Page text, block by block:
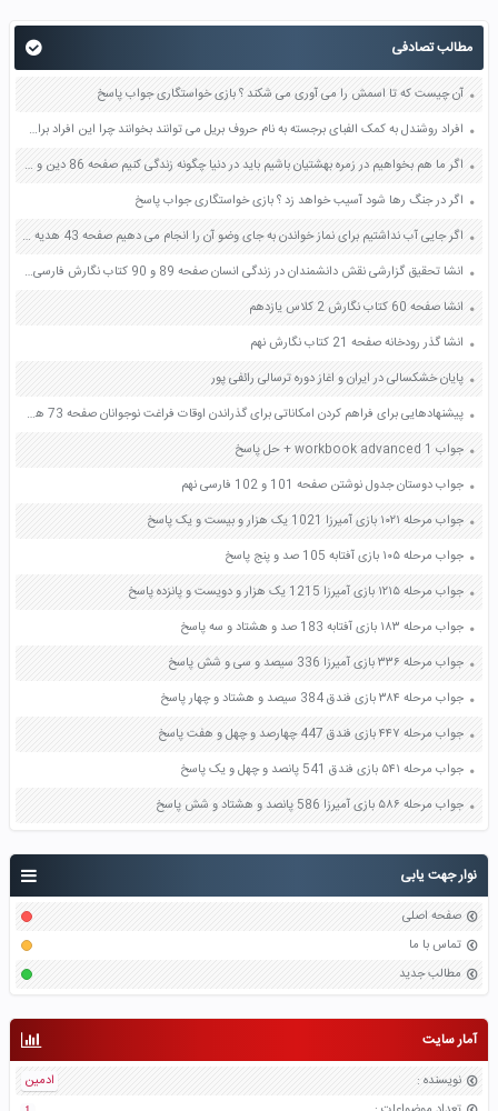
نوار جهت یابی
صفحه اصلی
تماس با ما
مطالب جدید
آمار سایت
نویسنده :
ادمین
مطالب تصادفی
آن چیست که تا اسمش را می آوری می شکند ؟ بازی خواستگاری جواب پاسخ
افراد روشندل به کمک الفبای برجسته به نام حروف بریل می توانند بخوانند چرا این افراد برای خواندن از سرانگشتان خود استفاده می کنند؟ صفحه 60 علوم پنجم
اگر ما هم بخواهیم در زمره بهشتیان باشیم باید در دنیا چگونه زندگی کنیم صفحه 86 دین و زندگی دهم
اگر در جنگ رها شود آسیب خواهد زد ؟ بازی خواستگاری جواب پاسخ
اگر جایی آب نداشتیم برای نماز خواندن به جای وضو آن را انجام می دهیم صفحه 43 هدیه های آسمان ششم
انشا تحقیق گزارشی نقش دانشمندان در زندگی انسان صفحه 89 و 90 کتاب نگارش فارسی پنجم دبستان
انشا صفحه 60 کتاب نگارش 2 کلاس یازدهم
انشا گذر رودخانه صفحه 21 کتاب نگارش نهم
پایان خشکسالی در ایران و اغاز دوره ترسالی رائفی پور
پیشنهادهایی برای فراهم کردن امکاناتی برای گذراندن اوقات فراغت نوجوانان صفحه 73 هدیه های آسمان ششم
جواب workbook advanced 1 + حل پاسخ
جواب دوستان جدول نوشتن صفحه 101 و 102 فارسی نهم
جواب مرحله ۱۰۲۱ بازی آمیرزا 1021 یک هزار و بیست و یک پاسخ
جواب مرحله ۱۰۵ بازی آفتابه 105 صد و پنج پاسخ
جواب مرحله ۱۲۱۵ بازی آمیرزا 1215 یک هزار و دویست و پانزده پاسخ
جواب مرحله ۱۸۳ بازی آفتابه 183 صد و هشتاد و سه پاسخ
جواب مرحله ۳۳۶ بازی آمیرزا 336 سیصد و سی و شش پاسخ
جواب مرحله ۳۸۴ بازی فندق 384 سیصد و هشتاد و چهار پاسخ
جواب مرحله ۴۴۷ بازی فندق 447 چهارصد و چهل و هفت پاسخ
جواب مرحله ۵۴۱ بازی فندق 541 پانصد و چهل و یک پاسخ
جواب مرحله ۵۸۶ بازی آمیرزا 586 پانصد و هشتاد و شش پاسخ